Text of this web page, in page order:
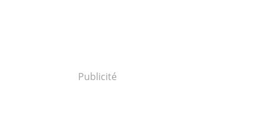
Publicité